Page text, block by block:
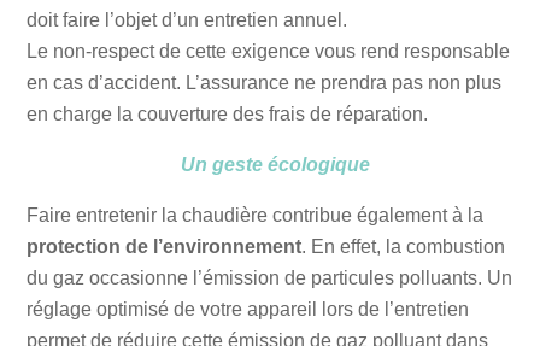
doit faire l’objet d’un entretien annuel.
Le non-respect de cette exigence vous rend responsable
en cas d’accident. L’assurance ne prendra pas non plus
en charge la couverture des frais de réparation.
Un geste écologique
Faire entretenir la chaudière contribue également à la
protection de l’environnement. En effet, la combustion
du gaz occasionne l’émission de particules polluants. Un
réglage optimisé de votre appareil lors de l’entretien
permet de réduire cette émission de gaz polluant dans